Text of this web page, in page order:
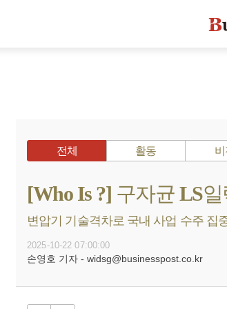
전체 활동 비
[Who Is ?] 구자균 LS
변압기 기술격차로 국내 사업 수주 집
2025-10-22 07:00:00
손영호 기자 - widsg@businesspost.co.kr